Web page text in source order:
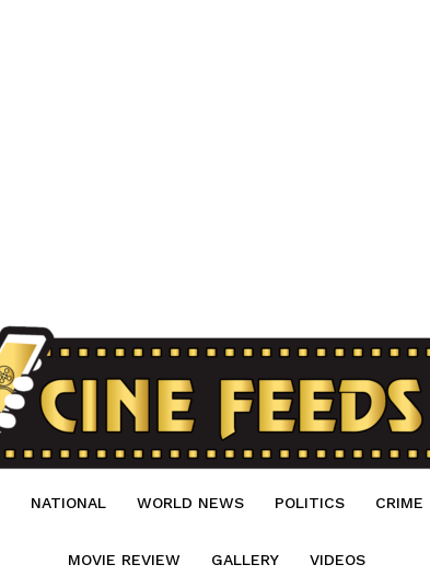
NATIONAL WORLD NEWS POLITICS CRIME
MOVIE REVIEW GALLERY VIDEOS